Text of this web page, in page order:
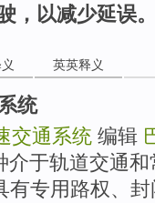
，以减少延误
英英释义
统
交通系统 编辑
介于轨道交通
有专用路权、